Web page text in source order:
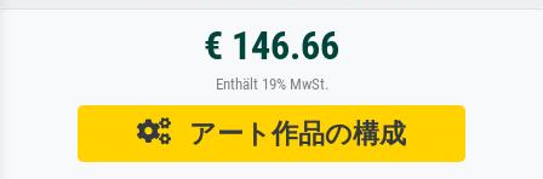
€ 146.66
Enthält 19% MwSt.
アート作品の構成